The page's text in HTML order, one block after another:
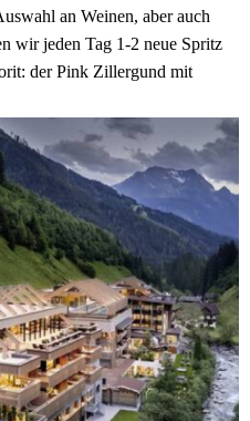
an Weinen, aber auch
wir jeden Tag 1-2 neue Spritz
der Pink Zillergund mit